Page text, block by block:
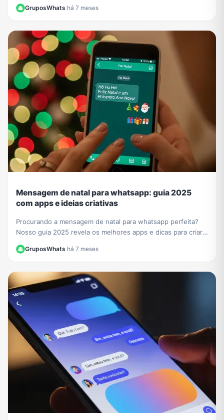
GruposWhats·há 7 meses
Mensagem de natal para whatsapp: guia 2025
com apps e ideias criativas
Procurando a mensagem de natal para whatsapp perfeita?
Nosso guia 2025 revela os melhores apps e dicas para criar
GruposWhats·há 7 meses